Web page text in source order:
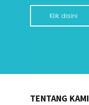
Klik disini
TENTANG KAMI